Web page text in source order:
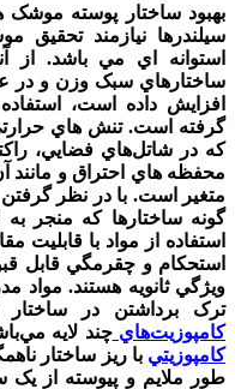
بهبود ساختار پوسته موشک
سيلندرها نيازمند تحقيق
استوانه اي مي باشد. از
ساختارهاي سبک وزن و در
افزايش داده است،
گرفته است. تنش هاي
که در شاتل‌هاي فضايي،
محفظه هاي احتراق و مانند
متغير است. با در نظر
گونه ساختارها که منجر به
استفاده از مواد با قابليت
استحکام و چقرمگي قابل
ويژگي ثانويه هستند.
ترک برداشتن در
کامپوزيت‌هايچند لايه
کامپوزيتي با ريز ساختار
طور ملايم و پيوسته از